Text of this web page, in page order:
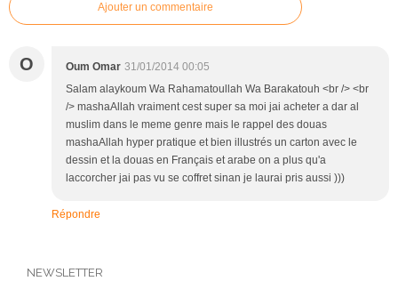
Ajouter un commentaire
O Oum Omar 31/01/2014 00:05
Salam alaykoum Wa Rahamatoullah Wa Barakatouh <br /> <br
/> mashaAllah vraiment cest super sa moi jai acheter a dar al
muslim dans le meme genre mais le rappel des douas
mashaAllah hyper pratique et bien illustrés un carton avec le
dessin et la douas en Français et arabe on a plus qu'a
laccorcher jai pas vu se coffret sinan je laurai pris aussi )))
Répondre
NEWSLETTER